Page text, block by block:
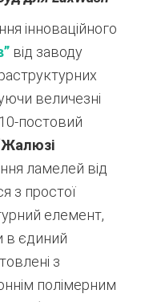
інноваційного
від заводу
величезні
постовий
ламелей від
з простої
елемент,
в єдиний
з
полімерним